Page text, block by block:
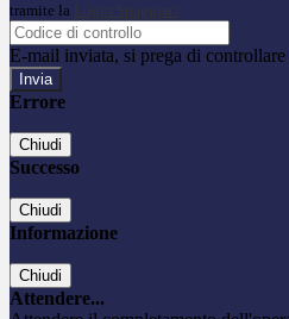
tramite la Login Spaggiari
E-mail inviata, si prega di
Errore
Chiudi
Successo
Chiudi
Informazione
Chiudi
Attendere...